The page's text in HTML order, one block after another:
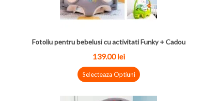
Fotoliu pentru bebelusi cu activitati Funky + Cadou
139.00lei
Selecteaza Optiuni